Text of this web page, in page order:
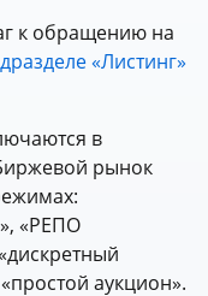
к обращению на
«Листинг»
в
рынок
«РЕПО
аукцион».